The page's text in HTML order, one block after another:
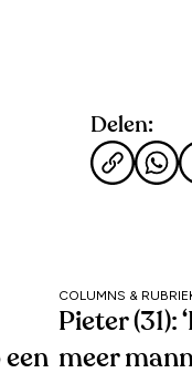
Delen:
COLUMNS &
Pieter (31):
meer